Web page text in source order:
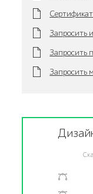
Запросить
Запросить
Запросить